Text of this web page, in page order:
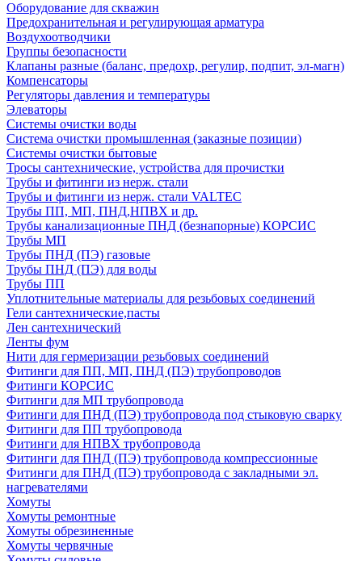
Оборудование для скважин
Предохранительная и регулирующая арматура
Воздухоотводчики
Группы безопасности
Клапаны разные (баланс, предохр, регулир, подпит, эл-магн)
Компенсаторы
Регуляторы давления и температуры
Элеваторы
Системы очистки воды
Система очистки промышленная (заказные позиции)
Системы очистки бытовые
Тросы сантехнические, устройства для прочистки
Трубы и фитинги из нерж. стали
Трубы и фитинги из нерж. стали VALTEC
Трубы ПП, МП, ПНД,НПВХ и др.
Трубы канализационные ПНД (безнапорные) КОРСИС
Трубы МП
Трубы ПНД (ПЭ) газовые
Трубы ПНД (ПЭ) для воды
Трубы ПП
Уплотнительные материалы для резьбовых соединений
Гели сантехнические,пасты
Лен сантехнический
Ленты фум
Нити для гермеризации резьбовых соединений
Фитинги для ПП, МП, ПНД (ПЭ) трубопроводов
Фитинги КОРСИС
Фитинги для МП трубопровода
Фитинги для ПНД (ПЭ) трубопровода под стыковую сварку
Фитинги для ПП трубопровода
Фитинги для НПВХ трубопровода
Фитинги для ПНД (ПЭ) трубопровода компрессионные
Фитинги для ПНД (ПЭ) трубопровода с закладными эл.
нагревателями
Хомуты
Хомуты ремонтные
Хомуты обрезиненные
Хомуты червячные